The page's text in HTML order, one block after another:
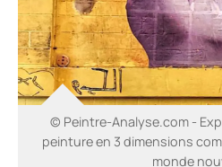
© Peintre-Analyse.com -
peinture en 3 dimensions
monde